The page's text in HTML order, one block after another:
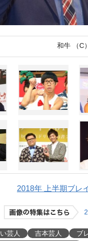
和牛 （C
2018年 上半期ブレ
芸人 吉本芸人 ブ